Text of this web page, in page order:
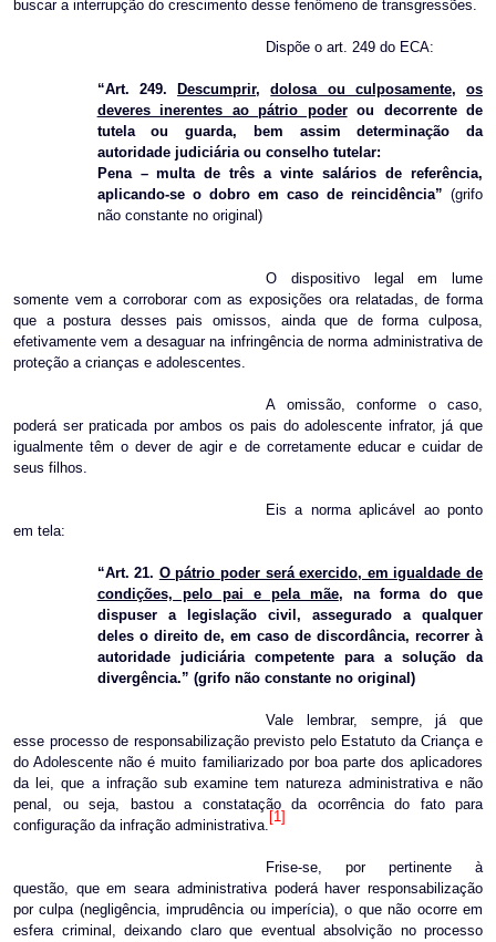
buscar a interrupção do crescimento desse fenômeno de transgressões.
Dispõe o art. 249 do ECA:
“Art. 249. Descumprir,dolosa ou culposamente,os
deveres inerentes ao pátrio poderou decorrente de
tutela ou guarda, bem assim determinação da
autoridade judiciária ou conselho tutelar:
Pena – multa de três a vinte salários de referência,
aplicando-se o dobro em caso de reincidência” (grifo
não constante no original)
O dispositivo legal em lume
somente vem a corroborar com as exposições ora relatadas, de forma
que a postura desses pais omissos, ainda que de forma culposa,
efetivamente vem a desaguar na infringência de norma administrativa de
proteção a crianças e adolescentes.
A omissão, conforme o caso,
poderá ser praticada por ambos os pais do adolescente infrator, já que
igualmente têm o dever de agir e de corretamente educar e cuidar de
seus filhos.
Eis a norma aplicável ao ponto
em tela:
“Art. 21. O pátrio poder será exercido, em igualdade de
condições, pelo pai e pela mãe, na forma do que
dispuser a legislação civil, assegurado a qualquer
deles o direito de, em caso de discordância, recorrer à
autoridade judiciária competente para a solução da
divergência.” (grifo não constante no original)
Vale lembrar, sempre, já que
esse processo de responsabilização previsto pelo Estatuto da Criança e
do Adolescente não é muito familiarizado por boa parte dos aplicadores
da lei, que a infração sub examine tem natureza administrativa e não
penal, ou seja, bastou a constatação da ocorrência do fato para
configuração da infração administrativa.
[1]
Frise-se, por pertinente à
questão, que em seara administrativa poderá haver responsabilização
por culpa (negligência, imprudência ou imperícia), o que não ocorre em
esfera criminal, deixando claro que eventual absolvição no processo